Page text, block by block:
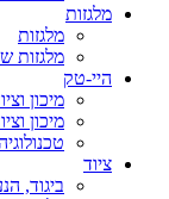
מלגזות
מלגזות
מלגזות
היי-טק
מיכון
מיכון
ציוד
ביגוד,